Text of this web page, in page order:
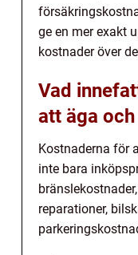
ge en mer exakt
kostnader över
Vad
att äga
Kostnaderna för
inte bara
reparationer,